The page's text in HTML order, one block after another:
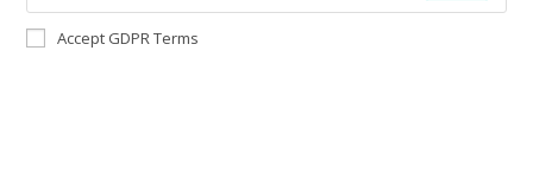
Accept GDPR Terms